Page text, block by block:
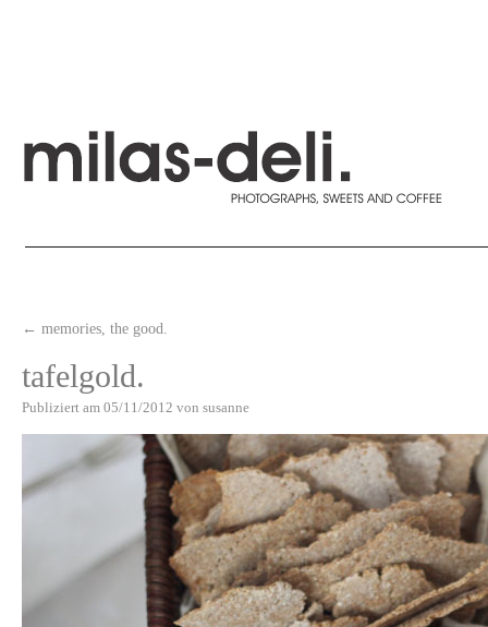
← memories, the good.
tafelgold.
Publiziert am 05/11/2012 von susanne